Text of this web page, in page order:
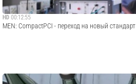
HD 00:12:55
MEN: CompactPCI - переход на новый стандарт